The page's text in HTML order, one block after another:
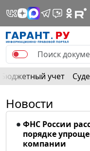
Бюджетный учет
Новости
ФНС России
порядке
компании